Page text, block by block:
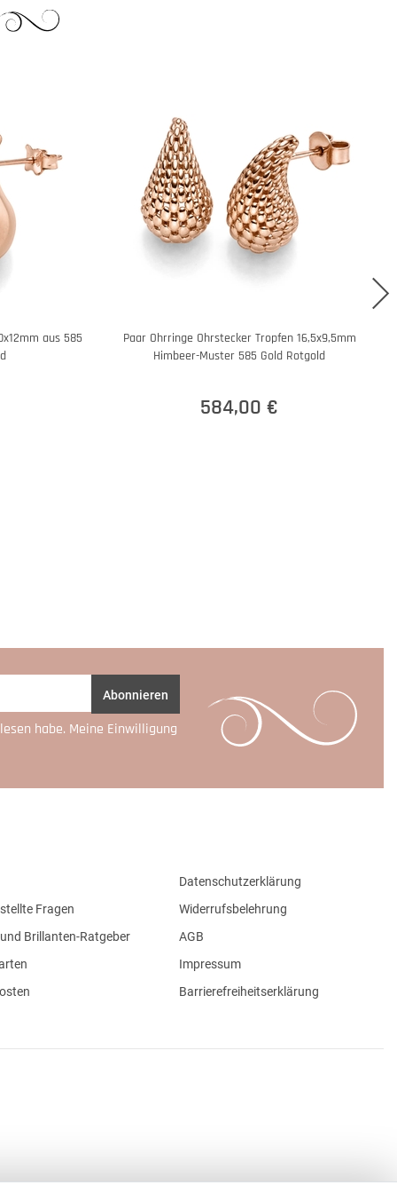
aus 585
Paar Ohrringe Ohrstecker Tropfen 16,5x9,5mm
Himbeer-Muster 585 Gold Rotgold
584,00 €
Abonnieren
habe. Meine Einwilligung
Fragen
Brillanten-Ratgeber
Datenschutzerklärung
Widerrufsbelehrung
AGB
Impressum
Barrierefreiheitserklärung